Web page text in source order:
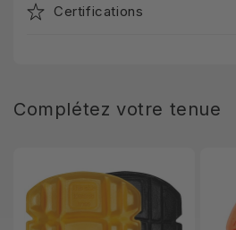
Certifications
Complétez votre tenue